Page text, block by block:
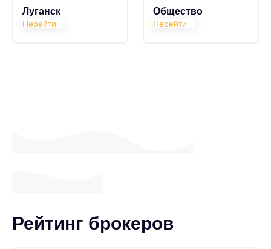
Луганск
Перейти
Общество
Перейти
Рейтинг брокеров